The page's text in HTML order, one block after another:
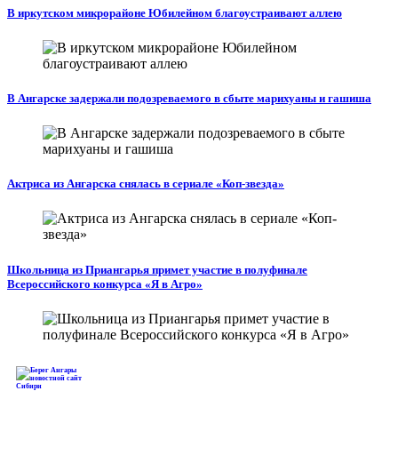
В иркутском микрорайоне Юбилейном благоустраивают аллею
В Ангарске задержали подозреваемого в сбыте марихуаны и гашиша
Актриса из Ангарска снялась в сериале «Коп-звезда»
Школьница из Приангарья примет участие в полуфинале
Всероссийского конкурса «Я в Агро»